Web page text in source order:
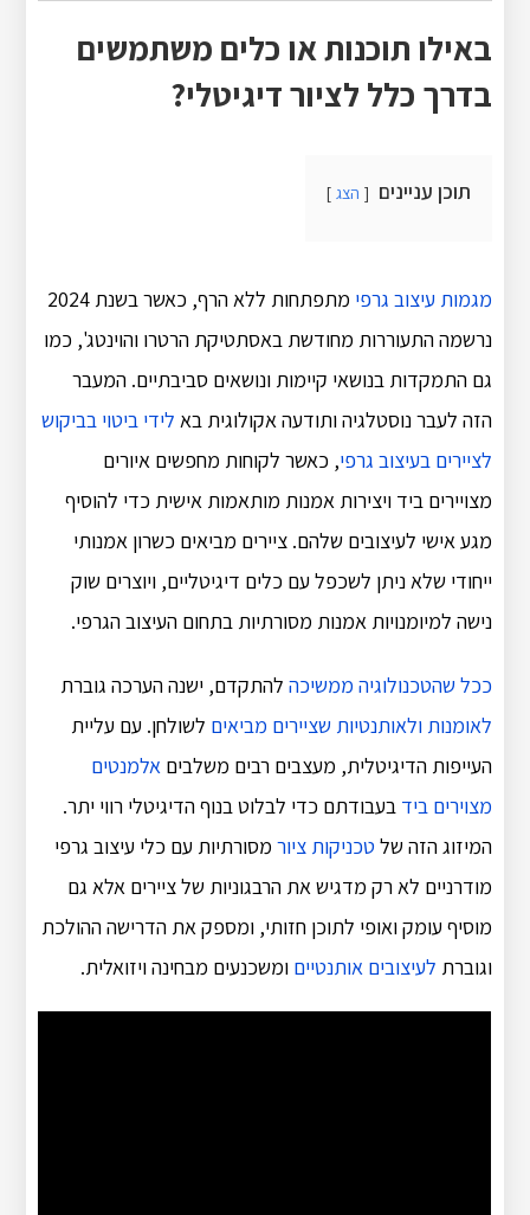
באילו תוכנות או כלים משתמשים
בדרך כלל לציור דיגיטלי?
תוכן עניינים הצג
מגמות עיצוב גרפי
מתפתחות ללא הרף, כאשר בשנת 2024
נרשמה התעוררות מחודשת באסתטיקת הרטרו והוינטג', כמו
גם התמקדות בנושאי קיימות ונושאים סביבתיים. המעבר
הזה לעבר נוסטלגיה ותודעה אקולוגית בא לידי ביטוי בביקוש
לציירים בעיצוב גרפי, כאשר לקוחות מחפשים איורים
מצויירים ביד ויצירות אמנות מותאמות אישית כדי להוסיף
מגע אישי לעיצובים שלהם. ציירים מביאים כשרון אמנותי
ייחודי שלא ניתן לשכפל עם כלים דיגיטליים, ויוצרים שוק
נישה למיומנויות אמנות מסורתיות בתחום העיצוב הגרפי.
ככל שהטכנולוגיה ממשיכה להתקדם, ישנה הערכה גוברת
לאומנות ולאותנטיות שציירים מביאים לשולחן. עם עליית
העייפות הדיגיטלית, מעצבים רבים משלבים אלמנטים
מצוירים ביד בעבודתם כדי לבלוט בנוף הדיגיטלי רווי יתר.
המיזוג הזה של טכניקות ציור מסורתיות עם כלי עיצוב גרפי
מודרניים לא רק מדגיש את הרבגוניות של ציירים אלא גם
מוסיף עומק ואופי לתוכן חזותי, ומספק את הדרישה ההולכת
וגוברת לעיצובים אותנטיים ומשכנעים מבחינה ויזואלית.